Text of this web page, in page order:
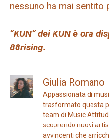
nessuno ha mai sentito
“KUN” dei KUN è ora
88rising.
Giulia Romano
Appassionata di
trasformato questa
team di Music
scoprendo nuovi
avvincenti che